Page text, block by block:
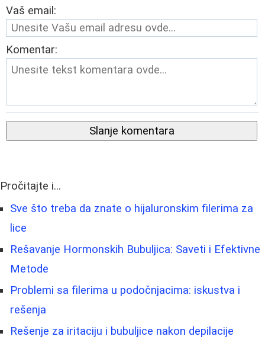
Vaš email:
Komentar:
Slanje komentara
Pročitajte i...
Sve što treba da znate o hijaluronskim filerima za
lice
Rešavanje Hormonskih Bubuljica: Saveti i Efektivne
Metode
Problemi sa filerima u podočnjacima: iskustva i
rešenja
Rešenje za iritaciju i bubuljice nakon depilacije